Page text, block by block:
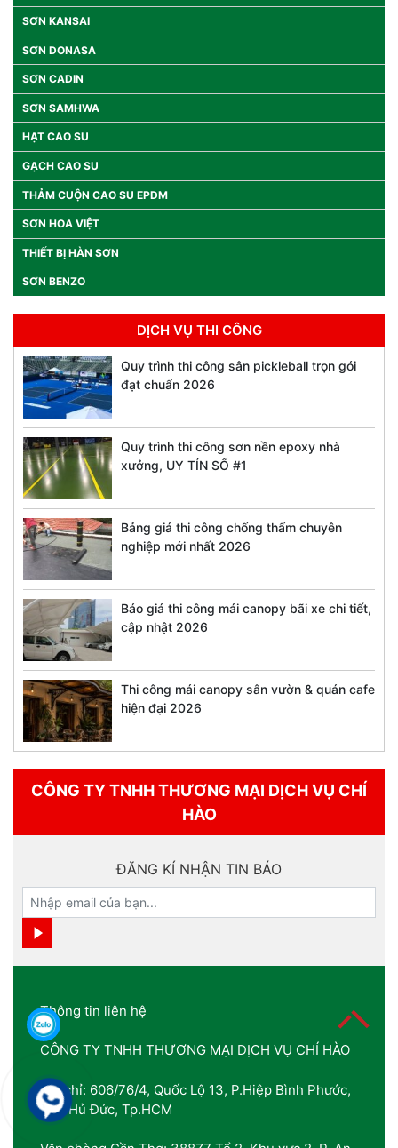
SƠN KANSAI
SƠN DONASA
SƠN CADIN
SƠN SAMHWA
HẠT CAO SU
GẠCH CAO SU
THẢM CUỘN CAO SU EPDM
SƠN HOA VIỆT
THIẾT BỊ HÀN SƠN
SƠN BENZO
DỊCH VỤ THI CÔNG
Quy trình thi công sân pickleball trọn gói
đạt chuẩn 2026
Quy trình thi công sơn nền epoxy nhà
xưởng, UY TÍN SỐ #1
Bảng giá thi công chống thấm chuyên
nghiệp mới nhất 2026
Báo giá thi công mái canopy bãi xe chi tiết,
cập nhật 2026
Thi công mái canopy sân vườn & quán cafe
hiện đại 2026
CÔNG TY TNHH THƯƠNG MẠI DỊCH VỤ CHÍ
HÀO
ĐĂNG KÍ NHẬN TIN BÁO
Thông tin liên hệ
CÔNG TY TNHH THƯƠNG MẠI DỊCH VỤ CHÍ HÀO
Địa chỉ: 606/76/4, Quốc Lộ 13, P.Hiệp Bình Phước,
TP.THủ Đức, Tp.HCM